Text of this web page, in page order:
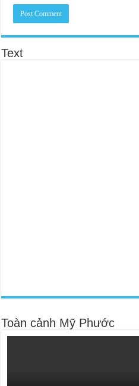
Text
Toàn cảnh Mỹ Phước